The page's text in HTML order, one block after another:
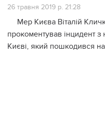
26 травня 2019 р. 21:28
Мер Києва Віталій
прокоментував інцидент
Києві, який пошкодився